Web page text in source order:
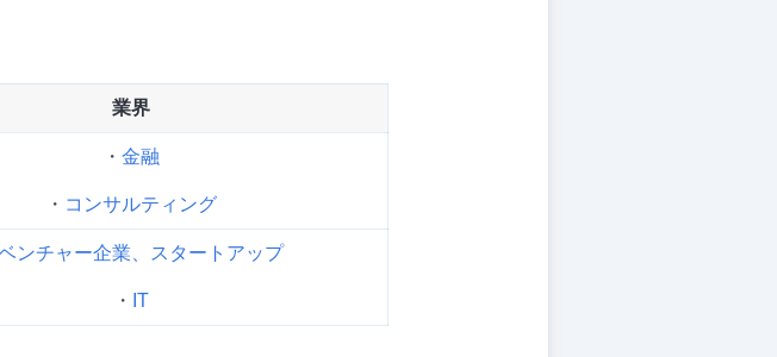
業界
・ 金融
・ コンサルティング
ンチャー企業、スタートアップ
・ IT